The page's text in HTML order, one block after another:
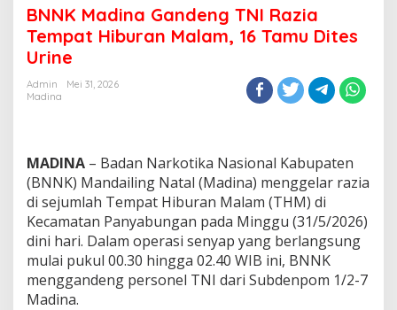
BNNK Madina Gandeng TNI Razia
Tempat Hiburan Malam, 16 Tamu Dites
Urine
Admin
Mei 31, 2026
Madina
MADINA – Badan Narkotika Nasional Kabupaten
(BNNK) Mandailing Natal (Madina) menggelar razia
di sejumlah Tempat Hiburan Malam (THM) di
Kecamatan Panyabungan pada Minggu (31/5/2026)
dini hari. Dalam operasi senyap yang berlangsung
mulai pukul 00.30 hingga 02.40 WIB ini, BNNK
menggandeng personel TNI dari Subdenpom 1/2-7
Madina.